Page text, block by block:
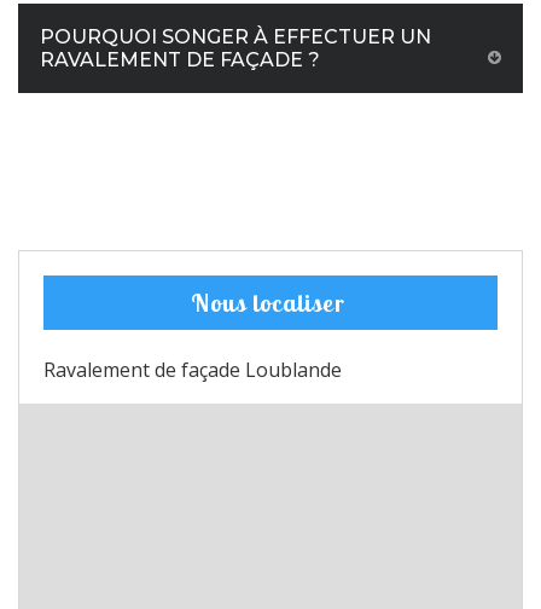
POURQUOI SONGER À EFFECTUER UN
RAVALEMENT DE FAÇADE ?
Nous localiser
Ravalement de façade Loublande